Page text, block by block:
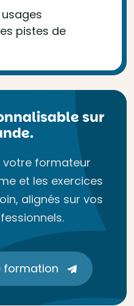
pistes de
sur
votre formateur
et les exercices
alignés sur vos
formation